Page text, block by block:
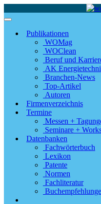
Publikationen
WOMag
WOClean
Beruf und
AK
Branchen-News
Top-Artikel
Autoren
Firmenverzeichnis
Termine
Messen +
Seminare +
Datenbanken
Fachwörterbuch
Lexikon
Patente
Normen
Fachliteratur